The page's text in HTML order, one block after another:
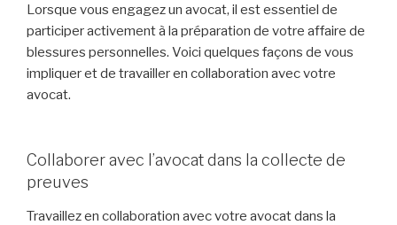
Lorsque vous engagez un avocat, il est essentiel de
participer activement à la préparation de votre affaire de
blessures personnelles. Voici quelques façons de vous
impliquer et de travailler en collaboration avec votre
avocat.
Collaborer avec l’avocat dans la collecte de
preuves
Travaillez en collaboration avec votre avocat dans la